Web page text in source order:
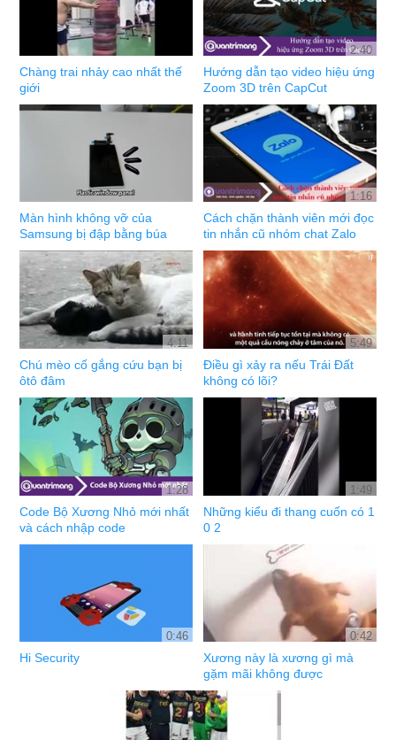
Chàng trai nhảy cao nhất thế
giới
2:40
Hướng dẫn tạo video hiệu ứng
Zoom 3D trên CapCut
Màn hình không vỡ của
Samsung bị đập bằng búa
1:16
Cách chặn thành viên mới đọc
tin nhắn cũ nhóm chat Zalo
4:11
Chú mèo cố gắng cứu bạn bị
ôtô đâm
5:49
Điều gì xảy ra nếu Trái Đất
không có lõi?
1:28
Code Bộ Xương Nhỏ mới nhất
và cách nhập code
1:49
Những kiểu đi thang cuốn có 1
0 2
0:46
Hi Security
0:42
Xương này là xương gì mà
gặm mãi không được